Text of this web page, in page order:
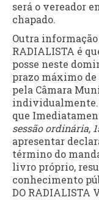
será o vereador
chapado.
Outra
RADIALISTA é
posse neste
prazo máximo
pela Câmara
individualmente.
que
sessão ordinária,
apresentar
término do
livro próprio,
conhecimento
DO RADIALISTA